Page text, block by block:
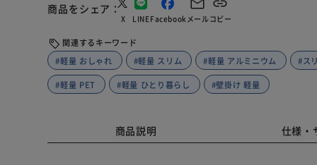
商品をシェア
X LINEFacebook メールコピー
関連するキーワード
#軽量 おしゃれ
#軽量 スリム #軽量 アルミニウム #ス
#軽量 PET #軽量 ひとり暮らし #壁掛け 軽量
商品説明 仕様・